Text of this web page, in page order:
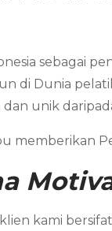
sebagai
di Dunia
unik
memberikan
kami